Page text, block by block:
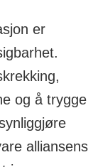
er
og å trygge
alliansens